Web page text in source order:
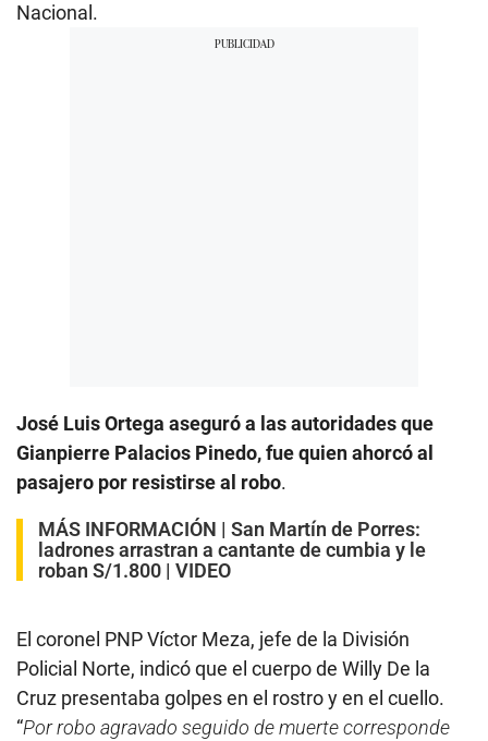
Nacional.
José Luis Ortega aseguró a las autoridades que
Gianpierre Palacios Pinedo, fue quien ahorcó al
pasajero por resistirse al robo.
MÁS INFORMACIÓN | San Martín de Porres:
ladrones arrastran a cantante de cumbia y le
roban S/1.800 | VIDEO
El coronel PNP Víctor Meza, jefe de la División
Policial Norte, indicó que el cuerpo de Willy De la
Cruz presentaba golpes en el rostro y en el cuello.
“Por robo agravado seguido de muerte corresponde